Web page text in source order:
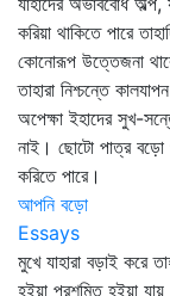
করিয়া থাকিতে পারে
কোনোরূপ উত্তেজনা
তাহারা নিশ্চন্তে
অপেক্ষা ইহাদের সুখ-
নাই। ছোটো পাত্র বড়ো
করিতে পারে।
আপনি বড়ো
Essays
মুখে যাহারা বড়াই করে
হইয়া প্রশমিত হইয়া